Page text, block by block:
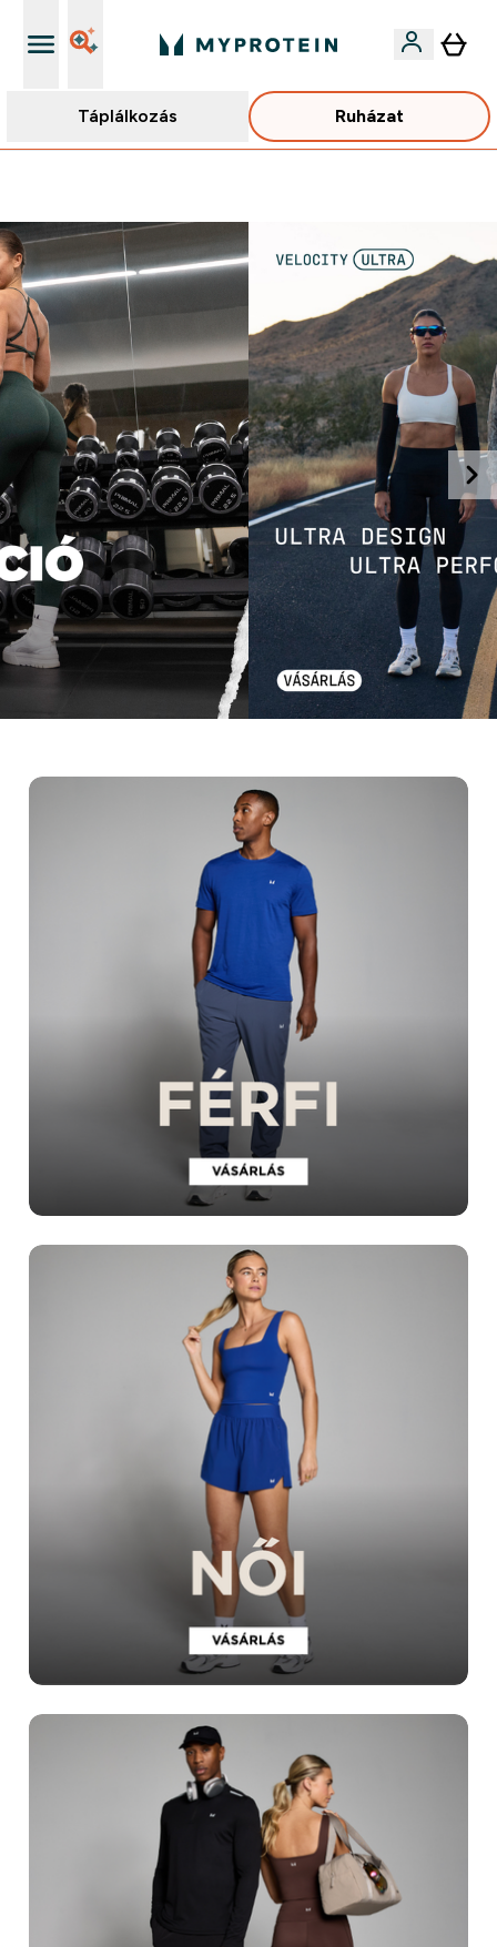
Táplálkozás Ruházat